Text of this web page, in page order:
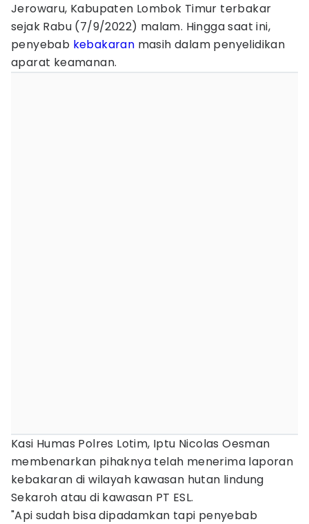
Jerowaru, Kabupaten Lombok Timur terbakar
sejak Rabu (7/9/2022) malam. Hingga saat ini,
penyebab kebakaran masih dalam penyelidikan
aparat keamanan.
Kasi Humas Polres Lotim, Iptu Nicolas Oesman
membenarkan pihaknya telah menerima laporan
kebakaran di wilayah kawasan hutan lindung
Sekaroh atau di kawasan PT ESL.
"Api sudah bisa dipadamkan tapi penyebab